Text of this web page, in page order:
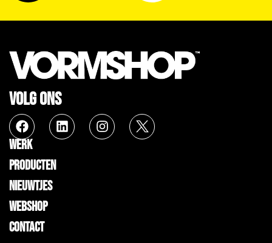
VOLG ONS
WERK
PRODUCTEN
NIEUWTJES
WEBSHOP
CONTACT